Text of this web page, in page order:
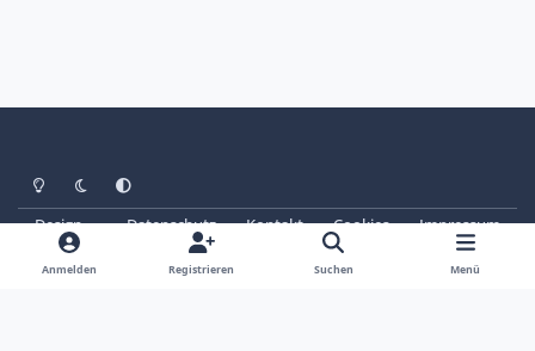
Heller ModusDunkler Modus
Systemeinstellung
Design Datenschutz Kontakt Cookies
Impressum
© Copyright 2025 - SAABoteure e. V.
Powered by Invision Community
Anmelden Registrieren Suchen Menü